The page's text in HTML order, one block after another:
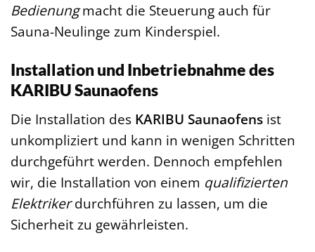
Bedienungmacht die Steuerung auch für
Sauna-Neulinge zum Kinderspiel.
Installation und Inbetriebnahme des
KARIBU Saunaofens
Die Installation des KARIBU Saunaofens ist
unkompliziert und kann in wenigen Schritten
durchgeführt werden. Dennoch empfehlen
wir, die Installation von einem qualifizierten
Elektrikerdurchführen zu lassen, um die
Sicherheit zu gewährleisten.